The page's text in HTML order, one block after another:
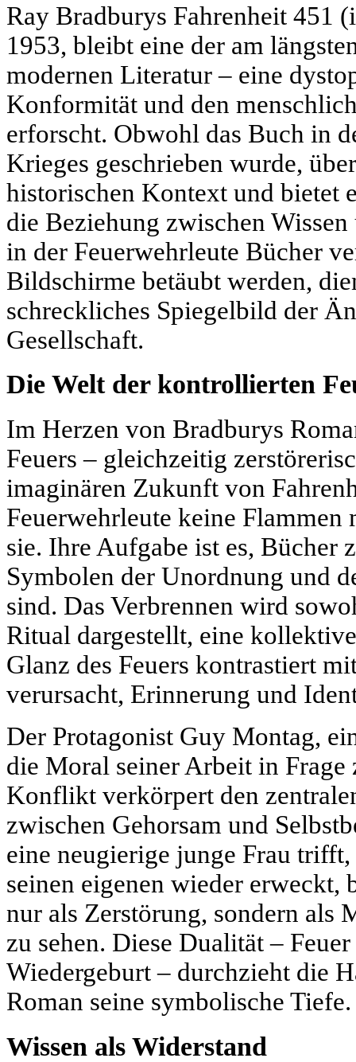
Ray Bradburys Fahrenheit 451
1953, bleibt eine der am
modernen Literatur – eine
Konformität und den
erforscht. Obwohl das Buch in
Krieges geschrieben wurde,
historischen Kontext und bietet
die Beziehung zwischen
in der Feuerwehrleute Bücher
Bildschirme betäubt werden,
schreckliches Spiegelbild der
Gesellschaft.
Die Welt der kontrollierten
Im Herzen von Bradburys
Feuers – gleichzeitig
imaginären Zukunft von
Feuerwehrleute keine Flammen
sie. Ihre Aufgabe ist es, Bücher
Symbolen der Unordnung und
sind. Das Verbrennen wird
Ritual dargestellt, eine
Glanz des Feuers kontrastiert
verursacht, Erinnerung und
Der Protagonist Guy Montag,
die Moral seiner Arbeit in Frage
Konflikt verkörpert den
zwischen Gehorsam und
eine neugierige junge Frau
seinen eigenen wieder erweckt,
nur als Zerstörung, sondern als
zu sehen. Diese Dualität –
Wiedergeburt – durchzieht die
Roman seine symbolische Tiefe.
Wissen als Widerstand